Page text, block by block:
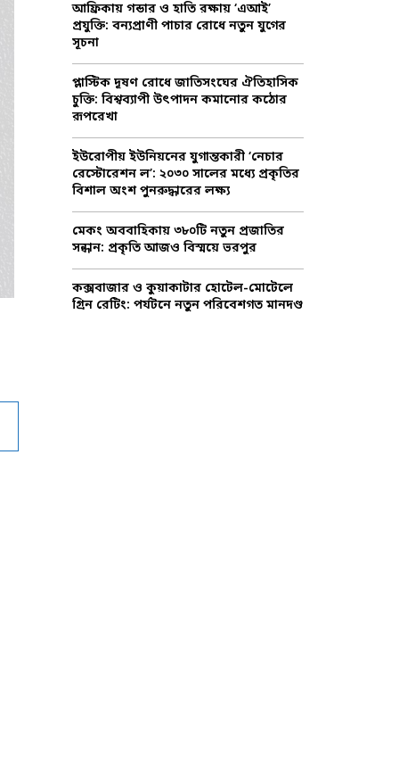
o
r
:
R
C
H
আফ্রিকায় গন্ডার ও হাতি রক্ষায় ‘এআই’
প্রযুক্তি: বন্যপ্রাণী পাচার রোধে নতুন যুগের
সূচনা
প্লাস্টিক দূষণ রোধে জাতিসংঘের ঐতিহাসিক
চুক্তি: বিশ্বব্যাপী উৎপাদন কমানোর কঠোর
রূপরেখা
ইউরোপীয় ইউনিয়নের যুগান্তকারী ‘নেচার
রেস্টোরেশন ল’: ২০৩০ সালের মধ্যে প্রকৃতির
বিশাল অংশ পুনরুদ্ধারের লক্ষ্য
মেকং অববাহিকায় ৩৮০টি নতুন প্রজাতির
সন্ধান: প্রকৃতি আজও বিস্ময়ে ভরপুর
কক্সবাজার ও কুয়াকাটার হোটেল-মোটেলে
গ্রিন রেটিং: পর্যটনে নতুন পরিবেশগত মানদণ্ড